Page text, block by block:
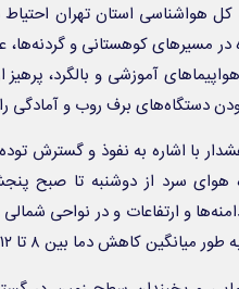
کل هواشناسی استان تهران
در مسیرهای کوهستانی و گردنه‌ها،
هواپیماهای آموزشی و بالگرد،
دستگاه‌های برف روب و آمادگی
با اشاره به نفوذ و گسترش
کاهش دما بین ۸ تا ۱۲ درجه سلسیوس پیش‌بینی می‌شود.